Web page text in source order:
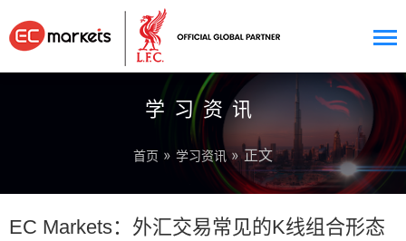
学习资讯
首页 » 学习资讯» 正文
EC Markets：外汇交易常见的K线组合形态